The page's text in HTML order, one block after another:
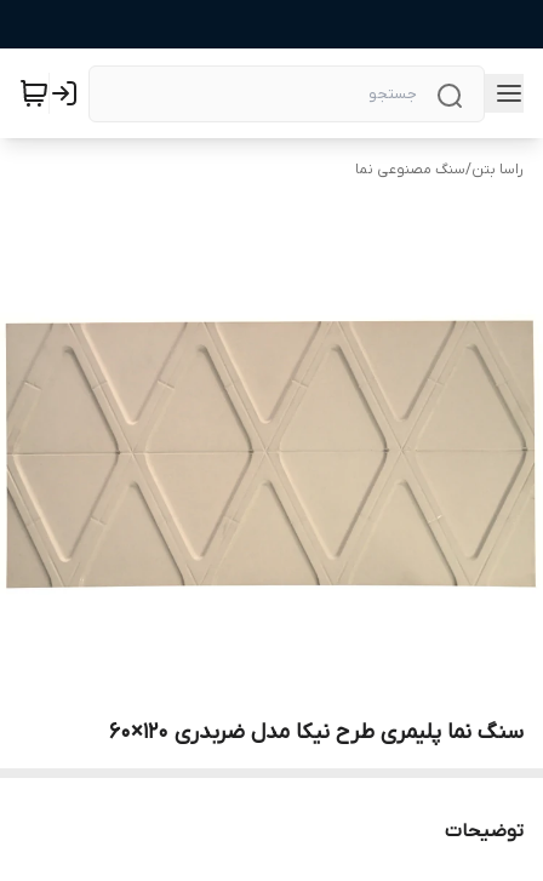
راسا بتن/سنگ مصنوعی نما
سنگ نما پلیمری طرح نیکا مدل ضربدری ۱۲۰×۶۰
توضیحات